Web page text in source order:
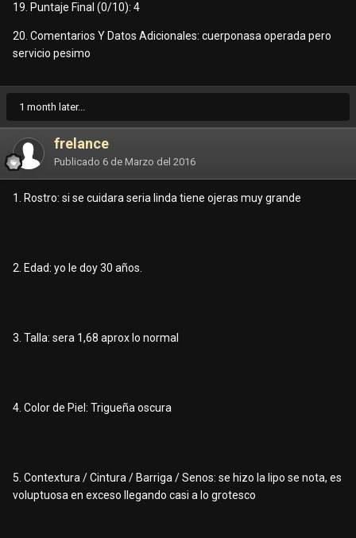
19. Puntaje Final (0/10): 4
20. Comentarios Y Datos Adicionales: cuerponasa operada pero
servicio pesimo
1 month later...
frelance
Publicado 6 de Marzo del 2016
1. Rostro: si se cuidara seria linda tiene ojeras muy grande
2. Edad: yo le doy 30 años.
3. Talla: sera 1,68 aprox lo normal
4. Color de Piel: Trigueña oscura
5. Contextura / Cintura / Barriga / Senos: se hizo la lipo se nota, es
voluptuosa en exceso llegando casi a lo grotesco